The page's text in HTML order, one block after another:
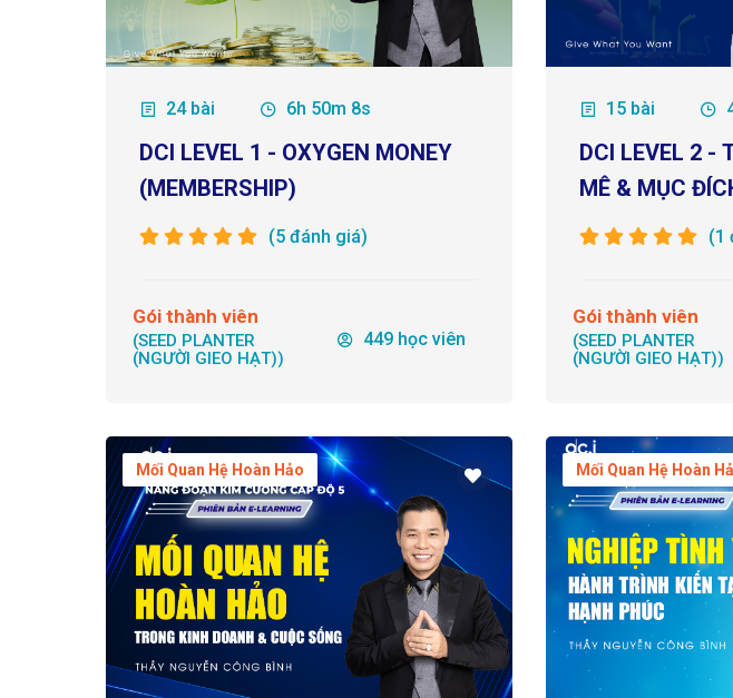
24 bài 6h 50m 8s
DCI LEVEL 1 - OXYGEN MONEY
(MEMBERSHIP)
(5 đánh giá)
Gói thành viên
(SEED PLANTER
(NGƯỜI GIEO HẠT))
449 học viên
15 bài
DCI LEVEL 2 -
MÊ & MỤC
(1
Gói thành viên
(SEED PLANTER
(NGƯỜI GIEO HẠT))
Mối Quan Hệ Hoàn Hảo Mối Quan Hệ Hoàn